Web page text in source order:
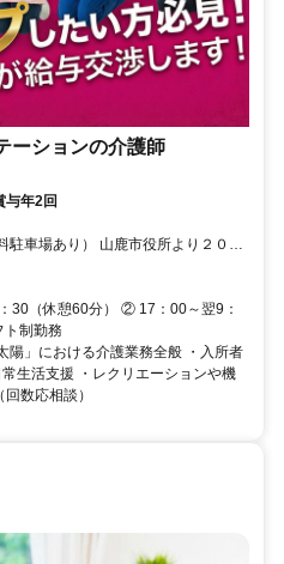
ーションの介護師
与年2回
分 菊水インターより２０分
30（休憩60分） ② 17：00～翌9：
制勤務
陽」における介護業務全般 ・入所者
生活支援 ・レクリエーションや機
数応相談）